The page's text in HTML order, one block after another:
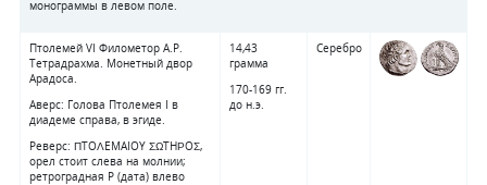
монограммы в левом поле.
Птолемей VI Филометор А.Р.
Тетрадрахма. Монетный двор
Арадоса.
Аверс: Голова Птолемея I в
диадеме справа, в эгиде.
Реверс: ΠTOΛEMAIOY ΣΩTHΡOΣ,
орел стоит слева на молнии;
ретроградная P (дата) влево
14,43
грамма
170-169 гг.
до н.э.
Серебро